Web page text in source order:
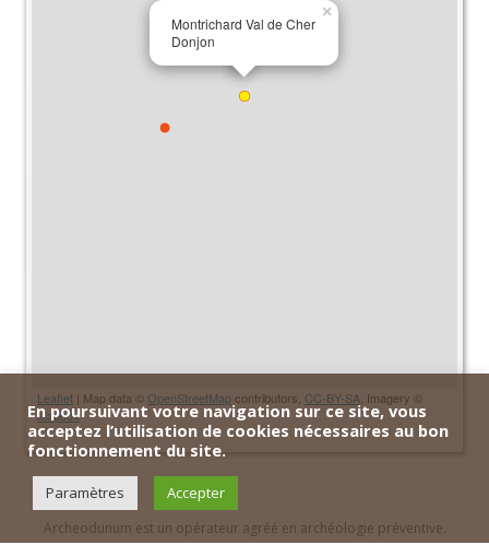
Montrichard Val de Cher
Donjon
×
Leaflet | Map data © OpenStreetMapcontributors, CC-BY-SA , Imagery ©
Mapbox
Archeodunum est un opérateur agréé en archéologie préventive.
En poursuivant votre navigation sur ce site, vous
acceptez l’utilisation de cookies nécessaires au bon
fonctionnement du site.
Paramètres Accepter